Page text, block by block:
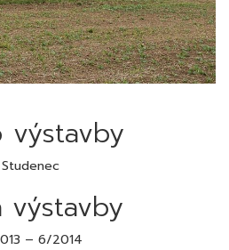
výstavby
Studenec
výstavby
– 6/2014